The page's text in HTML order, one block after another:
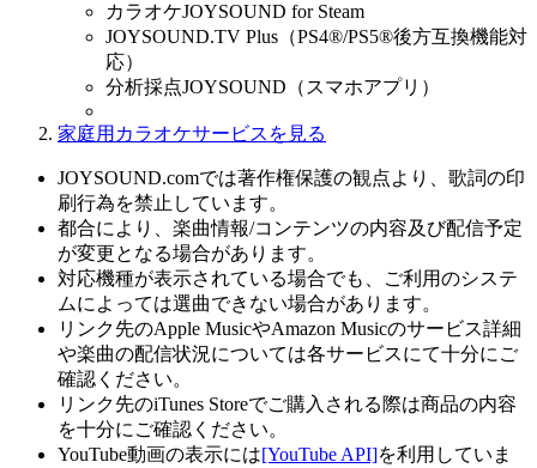
カラオケJOYSOUND for Steam
JOYSOUND.TV Plus（PS4®/PS5®後方互換機能対
応）
分析採点JOYSOUND（スマホアプリ）
家庭用カラオケサービスを見る
JOYSOUND.comでは著作権保護の観点より、歌詞の印
刷行為を禁止しています。
都合により、楽曲情報/コンテンツの内容及び配信予定
が変更となる場合があります。
対応機種が表示されている場合でも、ご利用のシステ
ムによっては選曲できない場合があります。
リンク先のApple MusicやAmazon Musicのサービス詳細
や楽曲の配信状況については各サービスにて十分にご
確認ください。
リンク先のiTunes Storeでご購入される際は商品の内容
を十分にご確認ください。
YouTube動画の表示には[YouTube API]を利用していま